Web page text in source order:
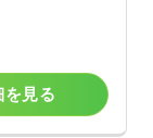
を見る